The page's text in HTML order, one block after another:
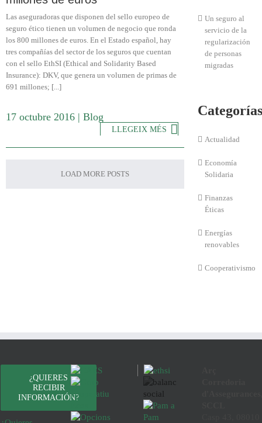
Las aseguradoras que disponen del sello europeo de
seguro ético tienen un volumen de negocio que ronda
los 800 millones de euros. En el Estado español, hay
tres compañías del sector de los seguros que cuentan
con el sello EthSI (Ethical and Solidarity Based
Insurance): DKV, que genera un volumen de primas de
691 millones; [...]
17 octubre 2016 | Blog
LLEGEIX MÉS
LOAD MORE POSTS
Un seguro al
servicio de la
regularización
de personas
migradas
Categorías
Actualidad
Economía
Solidaria
Finanzas
Éticas
Energías
renovables
Cooperativismo
¿QUIERES
RECIBIR
INFORMACIÓN?